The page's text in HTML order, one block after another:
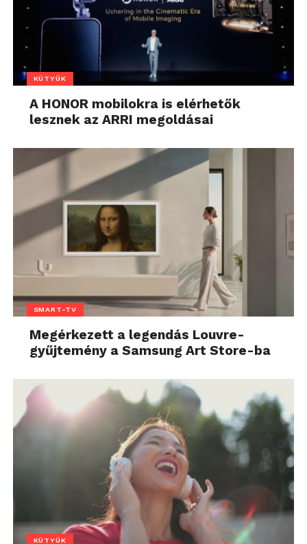
KÜTYÜK
A HONOR mobilokra is elérhetők
lesznek az ARRI megoldásai
SMART-TV
Megérkezett a legendás Louvre-
gyűjtemény a Samsung Art Store-ba
KÜTYÜK